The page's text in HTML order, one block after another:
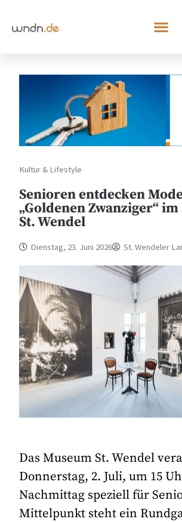
Kultur & Lifestyle
Senioren entdecken
„Goldenen Zwanziger“
St. Wendel
Dienstag, 23. Juni 2026 St. Wendeler
Das Museum St. Wendel
Donnerstag, 2. Juli, um 15
Nachmittag speziell für
Mittelpunkt steht ein